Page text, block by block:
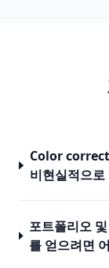
Color
비현실적으로
포트폴리오
를 얻으려면